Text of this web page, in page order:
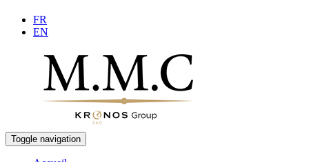
FR
EN
Toggle navigation